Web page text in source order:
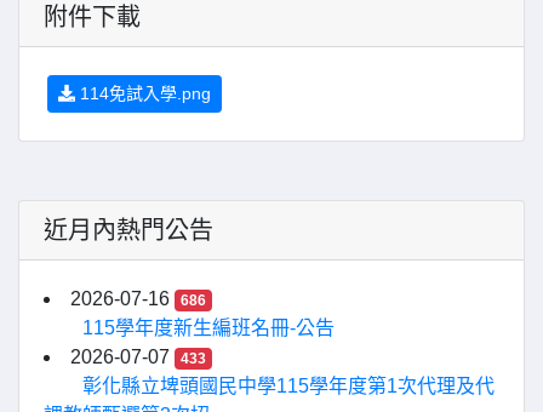
附件下載
114免試入學.png
近月內熱門公告
2026-07-16 686
115學年度新生編班名冊-公告
2026-07-07
433
彰化縣立埤頭國民中學115學年度第1次代理及代